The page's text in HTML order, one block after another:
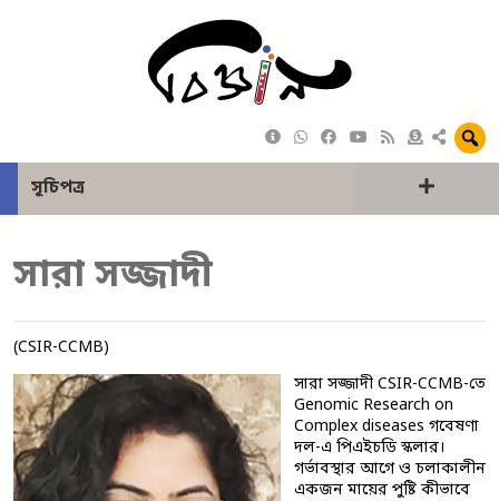
সূচিপত্র
সারা সজ্জাদী
(CSIR-CCMB)
সারা সজ্জাদী CSIR-CCMB-তে
Genomic Research on
Complex diseases গবেষণা
দল-এ পিএইচডি স্কলার।
গর্ভাবস্থার আগে ও চলাকালীন
একজন মায়ের পুষ্টি কীভাবে